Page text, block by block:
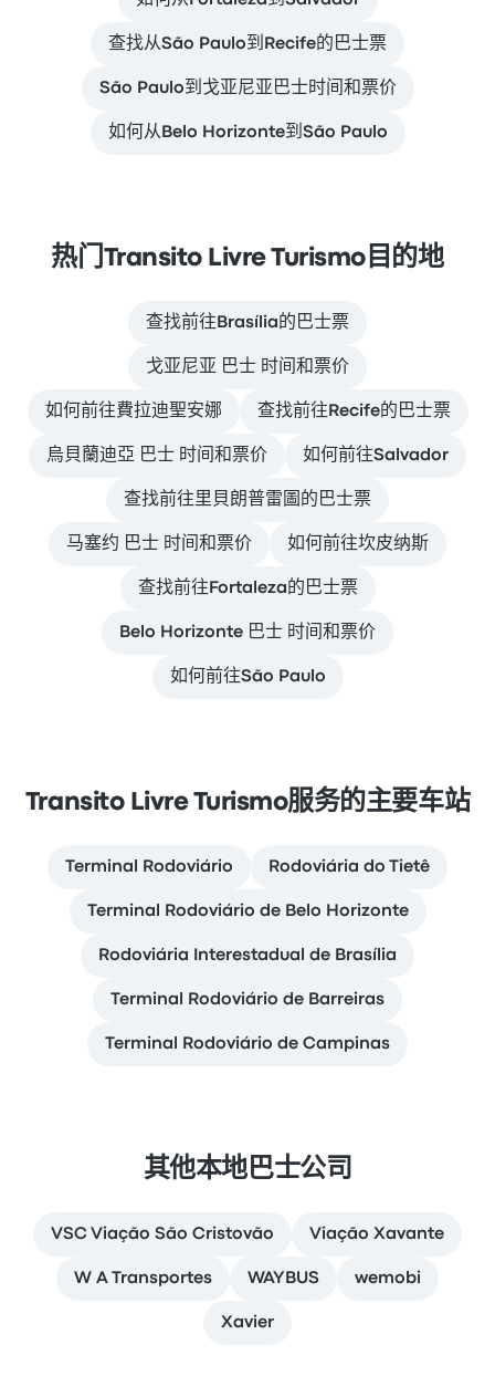
查找从São Paulo到Recife的巴士票
São Paulo到戈亚尼亚巴士时间和票价
如何从Belo Horizonte到São Paulo
热门Transito Livre Turismo目的地
查找前往Brasília的巴士票
戈亚尼亚 巴士 时间和票价
如何前往費拉迪聖安娜 查找前往Recife的巴士票
烏貝蘭迪亞 巴士 时间和票价 如何前往Salvador
查找前往里貝朗普雷圖的巴士票
马塞约 巴士 时间和票价 如何前往坎皮纳斯
查找前往Fortaleza的巴士票
Belo Horizonte 巴士 时间和票价
如何前往São Paulo
Transito Livre Turismo服务的主要车站
Terminal Rodoviário Rodoviária do Tietê
Terminal Rodoviário de Belo Horizonte
Rodoviária Interestadual de Brasília
Terminal Rodoviário de Barreiras
Terminal Rodoviário de Campinas
其他本地巴士公司
VSC Viação São Cristovão Viação Xavante
W A Transportes WAYBUS wemobi
Xavier